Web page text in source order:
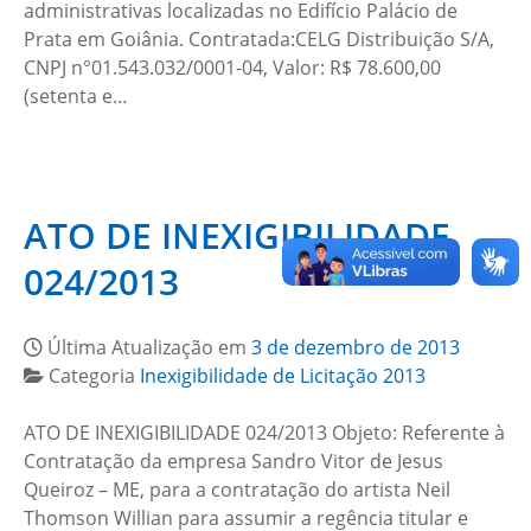
administrativas localizadas no Edifício Palácio de
Prata em Goiânia. Contratada:CELG Distribuição S/A,
CNPJ n°01.543.032/0001-04, Valor: R$ 78.600,00
(setenta e…
ATO DE INEXIGIBILIDADE
024/2013
Última Atualização em 3 de dezembro de 2013
Categoria Inexigibilidade de Licitação 2013
ATO DE INEXIGIBILIDADE 024/2013 Objeto: Referente à
Contratação da empresa Sandro Vitor de Jesus
Queiroz – ME, para a contratação do artista Neil
Thomson Willian para assumir a regência titular e